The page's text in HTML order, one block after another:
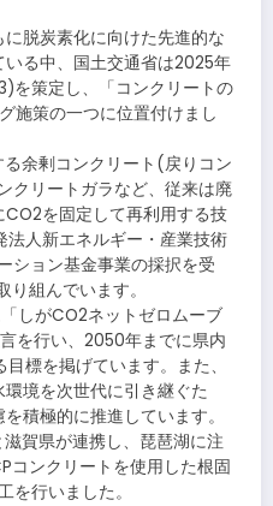
脱炭素化に向けた先進的な
る中、国土交通省は2025年
を策定し、「コンクリートの
施策の一つに位置付けまし
余剰コンクリート(戻りコン
クリートガラなど、従来は廃
を固定して再利用する技
法人新エネルギー・産業技術
ション基金事業の採択を受
組んでいます。
しがCO2ネットゼロムーブ
を行い、2050年までに県内
標を掲げています。また、
境を次世代に引き継ぐた
積極的に推進しています。
賀県が連携し、琵琶湖に注
コンクリートを使用した根固
行いました。